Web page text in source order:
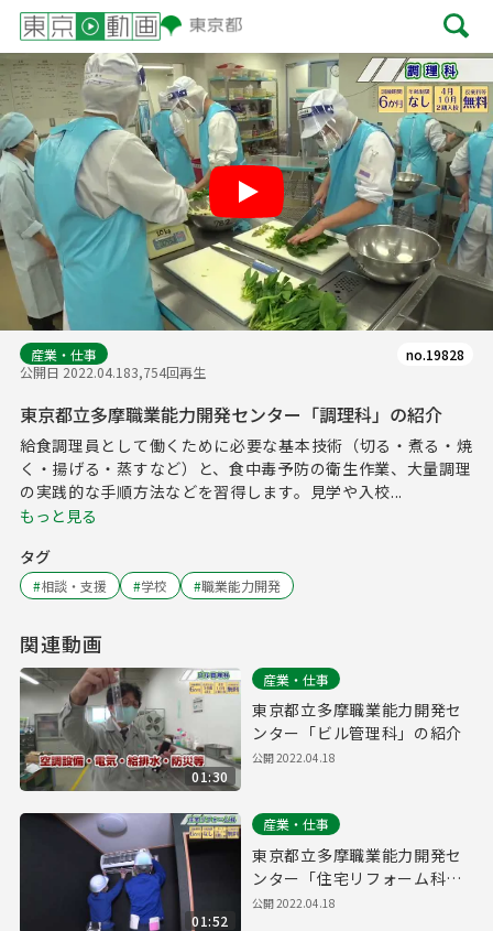
Play
産業・仕事
公開日 2022.04.183,754回再生
no.19828
東京都立多摩職業能力開発センター「調理科」の紹介
給食調理員として働くために必要な基本技術（切る・煮る・焼
く・揚げる・蒸すなど）と、食中毒予防の衛生作業、大量調理
の実践的な手順方法などを習得します。見学や入校...
もっと見る
タグ
#相談・支援 #学校 #職業能力開発
関連動画
01:30
産業・仕事
東京都立多摩職業能力開発セ
ンター「ビル管理科」の紹介
公開2022.04.18
01:52
産業・仕事
東京都立多摩職業能力開発セ
ンター「住宅リフォーム科」
の紹介
公開2022.04.18